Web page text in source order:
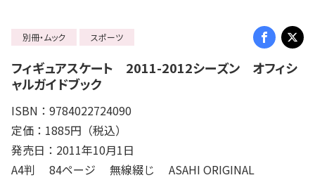
別冊・ムック スポーツ
フィギュアスケート 2011-2012シーズン オフィシ
ャルガイドブック
ISBN：9784022724090
定価：1885円（税込）
発売日：2011年10月1日
A4判 84ページ 無線綴じ ASAHI ORIGINAL